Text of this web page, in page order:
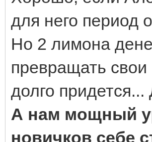
для него период
Но 2 лимона
превращать свои
долго
А нам мощный
новичков себе